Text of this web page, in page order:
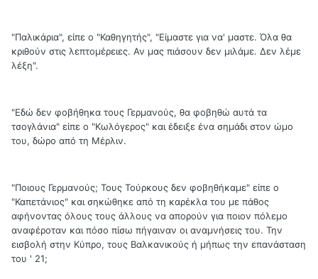
"Παλικάρια", είπε ο "Καθηγητής", "Είμαστε για να' μαστε. Όλα θα
κριθούν στις λεπτομέρειες. Αν μας πιάσουν δεν μιλάμε. Δεν λέμε
λέξη".
"Εδώ δεν φοβήθηκα τους Γερμανούς, θα φοβηθώ αυτά τα
τσογλάνια" είπε ο "Κωλόγερος" και έδειξε ένα σημάδι στον ώμο
του, δώρο από τη Μέρλιν.
"Ποιους Γερμανούς; Τους Τούρκους δεν φοβηθήκαμε" είπε ο
"Καπετάνιος" και σηκώθηκε από τη καρέκλα του με πάθος
αφήνοντας όλους τους άλλους να απορούν για ποιον πόλεμο
αναφέροταν και πόσο πίσω πήγαιναν οι αναμνήσεις του. Την
εισβολή στην Κύπρο, τους Βαλκανικούς ή μήπως την επανάσταση
του ' 21;